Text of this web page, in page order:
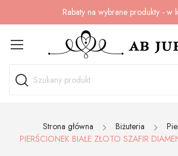
Rabaty na wybrane produkty - w
Strona główna Biżuteria
PIERŚCIONEK BIAŁE ZŁOTO SZAFIR